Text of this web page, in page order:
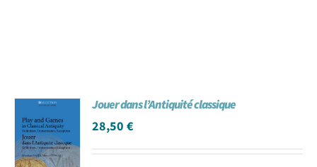
Jouer dans l’Antiquité classique
28,50€